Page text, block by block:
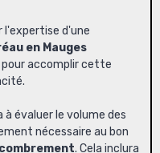
l'expertise d'une
en Mauges
pour accomplir cette
évaluer le volume des
nécessaire au bon
. Cela inclura